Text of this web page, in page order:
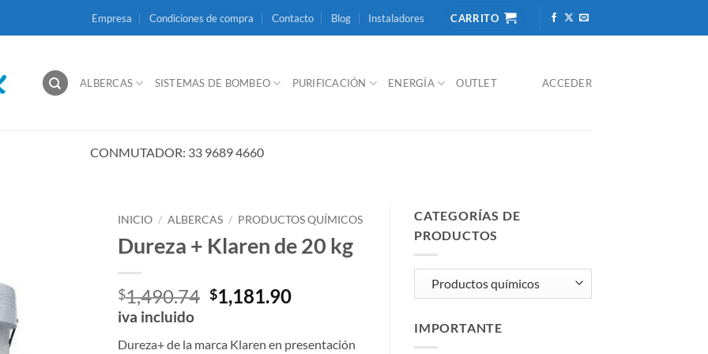
Empresa Condiciones de compra Contacto Blog Instaladores CARRITO
ALBERCAS SISTEMAS DE BOMBEO PURIFICACIÓN ENERGÍA OUTLET ACCEDER
CONMUTADOR: 33 9689 4660
INICIO / ALBERCAS / PRODUCTOS QUÍMICOS
Dureza + Klaren de 20 kg
$1,490.74 El
precio
$1,181.90El
iva incluido
Dureza+ de la marca Klaren en presentación
CATEGORÍAS DE
PRODUCTOS
IMPORTANTE